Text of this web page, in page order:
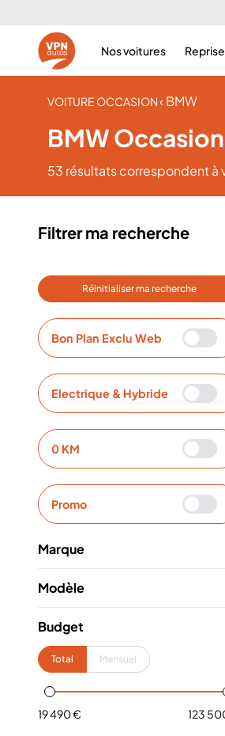
Nos voitures Reprise
VOITURE OCCASION‹ BMW
BMW Occasion
53 résultatscorrespondent à
Filtrer ma recherche
Réinitialiser ma recherche
Bon Plan Exclu Web
Electrique & Hybride
0 KM
Promo
Marque
Modèle
Budget
Total Mensuel
19 490 € 123